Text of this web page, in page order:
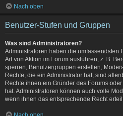
Nach oben
Benutzer-Stufen und Gruppen
Was sind Administratoren?
Administratoren haben die umfassendsten
Art von Aktion im Forum ausführen; z. B.
sperren, Benutzergruppen erstellen,
Rechte, die ein Administrator hat, sind
Rechte ihnen ein Gründer des Forums
hat. Administratoren können auch volle
wenn ihnen das entsprechende Recht